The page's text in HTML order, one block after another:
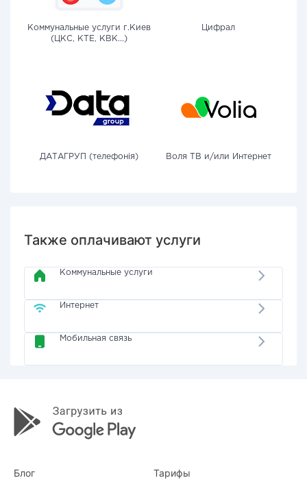
Коммунальные услуги г.Киев
(ЦКС, КТЕ, КВК...)
Цифрал
ДАТАГРУП (телефонія) Воля ТВ и/или Интернет
Также оплачивают услуги
Коммунальные услуги
Интернет
Мобильная связь
Блог Тарифы